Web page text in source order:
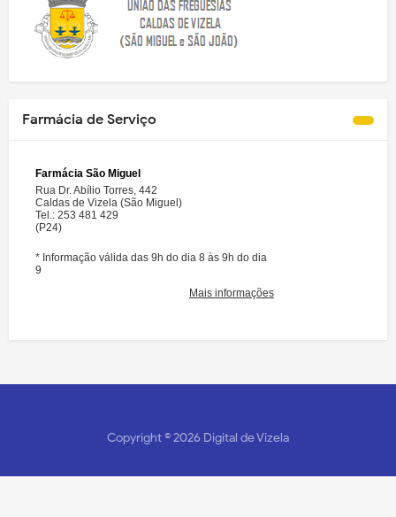
Farmácia de Serviço
Copyright ©2026 Digital de Vizela